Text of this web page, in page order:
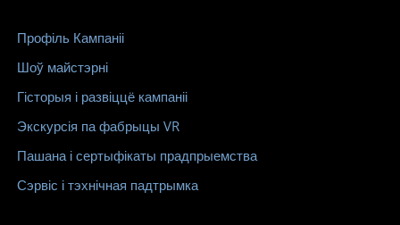
Профіль Кампаніі
Шоў майстэрні
Гісторыя і развіццё кампаніі
Экскурсія па фабрыцы VR
Пашана і сертыфікаты прадпрыемства
Сэрвіс і тэхнічная падтрымка